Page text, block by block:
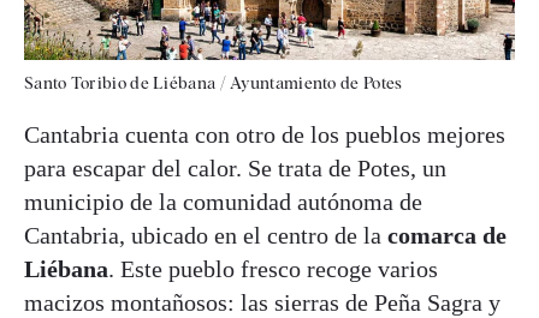
Santo Toribio de Liébana / Ayuntamiento de Potes
Cantabria cuenta con otro de los pueblos mejores
para escapar del calor. Se trata de Potes, un
municipio de la comunidad autónoma de
Cantabria, ubicado en el centro de la comarca de
Liébana. Este pueblo fresco recoge varios
macizos montañosos: las sierras de Peña Sagra y